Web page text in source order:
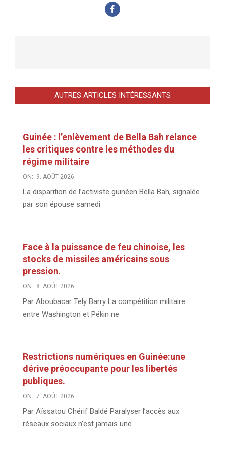
AUTRES ARTICLES INTÉRESSANTS
Guinée : l’enlèvement de Bella Bah relance
les critiques contre les méthodes du
régime militaire
ON: 9. AOÛT 2026
La disparition de l’activiste guinéen Bella Bah, signalée
par son épouse samedi
Face à la puissance de feu chinoise, les
stocks de missiles américains sous
pression.
ON: 8. AOÛT 2026
Par Aboubacar Tely Barry La compétition militaire
entre Washington et Pékin ne
Restrictions numériques en Guinée:une
dérive préoccupante pour les libertés
publiques.
ON: 7. AOÛT 2026
Par Aïssatou Chérif Baldé Paralyser l’accès aux
réseaux sociaux n’est jamais une